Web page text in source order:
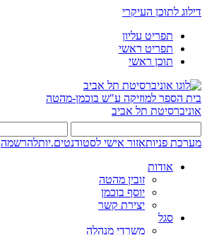
דילוג לתוכן העיקרי
תפריט עליון
תפריט ראשי
תוכן ראשי
בית הספר למוזיקה ע"ש בוכמן-מהטה
אוניברסיטת תל אביב
מערכת פניותאזור אישי לסטודנטים.יותלהרשמה
אודות
זובין מהטה
יוסף בוכמן
יצירת קשר
סגל
משרדי מנהלה